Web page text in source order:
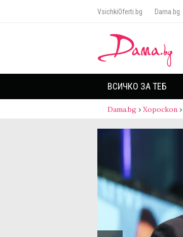
VsichkiOferti.bg Dama.bg
ВСИЧКО ЗА ТЕБ
Dama.bg › Хороскоп ›